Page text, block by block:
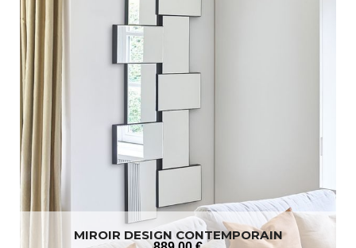
MIROIR DESIGN CONTEMPORAIN